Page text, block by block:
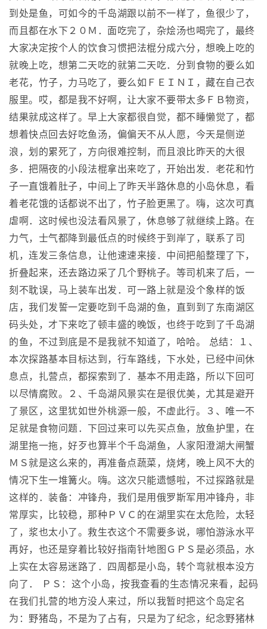
到处是鱼，可如今的千岛湖跟以前不一样了，鱼很少了，
而且都在水下２０Ｍ．面吃完了，杂烩汤也喝完了，最终
大家决定按个人的饮食习惯把法棍分成六分，想晚上吃的
就晚上吃，想第二天吃的就第二天吃．分到食物的要么如
老花，竹子，力马吃了，要么如ＦＥＩＮＩ，藏在自己衣
服里。哎，都是我不好啊，让大家不要带太多ＦＢ物资，
结果就成这样了。早上大家都很自觉，都不睡懒觉了，都
想着快点回去好吃鱼汤，偏偏天不从人愿，今天是侧逆
浪，划的累死了，方向很难控制，而且浪比昨天的大很
多．把隔夜的小段法棍拿出来吃了，开始出发．老花和竹
子一直饿着肚子，中间上了昨天半路休息的小岛休息，看
着老花饿的话都说不出了，竹子脸更黑了。嗨，这次可真
虐啊．这时候也没法看风景了，休息够了就继续上路。在
力气，士气都降到最低点的时候终于到岸了，联系了司
机，连发三条信息，让他速速来接．中间把船整理了下，
折叠起来，还去路边采了几个野桃子。等司机来了后，一
刻不耽误，马上装车出发．可一路上就是没个象样的饭
店，我们发誓一定要吃到千岛湖的鱼，直到到了东南湖区
码头处，才下来吃了顿丰盛的晚饭，也终于吃到了千岛湖
的鱼，不过到底是不是我就不知道了，哈哈。 总结：１、
本次探路基本目标达到，行车路线，下水处，已经中间休
息点，扎营点，都探索到了．基本不用走路，所以下回可
以尽情腐败。２、千岛湖风景实在是很优美，尤其是避开
了景区，这里犹如世外桃源一般，不虚此行。３、唯一不
足就是食物问题．下回过来可以先买点鱼，放鱼护里，在
湖里拖一拖，好歹也算半个千岛湖鱼，人家阳澄湖大闸蟹
ＭＳ就是这么来的，再准备点蔬菜，烧烤，晚上风不大的
情况下生一堆篝火。嗨。这次只能遗憾啦，不过探路就是
这样的．装备：冲锋舟，我们是用俄罗斯军用冲锋舟，非
常厚实，比较稳，那种ＰＶＣ的在湖里实在太危险，太轻
了，浆也太小了。救生衣这个不需要多说，哪怕游泳水平
再好，也还是穿着比较好指南针地图ＧＰＳ是必须品，水
上实在太容易迷路了．四周都是小岛，转个弯就根本没方
向了． ＰＳ：这个小岛，按我查看的生态情况来看，起码
在我们扎营的地方没人来过，所以我暂时把这个岛定名
为：野猪岛，不是为了占有，只是为了纪念，纪念野猪林